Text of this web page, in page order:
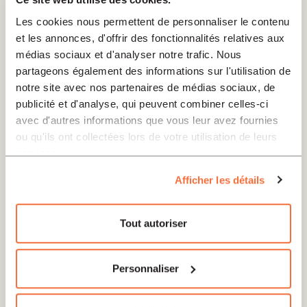
Les cookies nous permettent de personnaliser le contenu
et les annonces, d'offrir des fonctionnalités relatives aux
médias sociaux et d'analyser notre trafic. Nous
partageons également des informations sur l'utilisation de
notre site avec nos partenaires de médias sociaux, de
publicité et d'analyse, qui peuvent combiner celles-ci
avec d'autres informations que vous leur avez fournies
ou qu'ils ont collectées lors de votre utilisation de leurs
services.
Afficher les détails
Tout autoriser
Personnaliser